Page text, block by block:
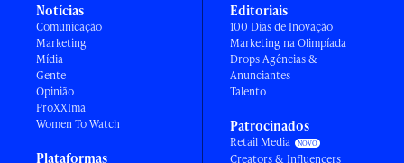
Notícias
Comunicação
Marketing
Mídia
Gente
Opinião
ProXXIma
Women To Watch
Plataformas
Editoriais
100 Dias de Inovação
Marketing na Olimpíada
Drops Agências &
Anunciantes
Talento
Patrocinados
Retail Media
Creators & Influencers